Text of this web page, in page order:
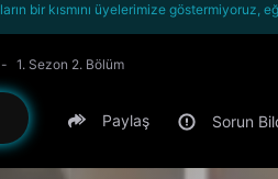
bir kısmını üyelerimize göstermiyoruz,
1. Sezon 2. Bölüm
Paylaş Sorun